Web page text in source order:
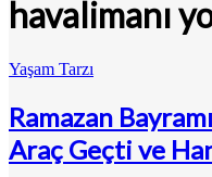
havalimanı
Yaşam Tarzı
Ramazan
Araç Geçti ve